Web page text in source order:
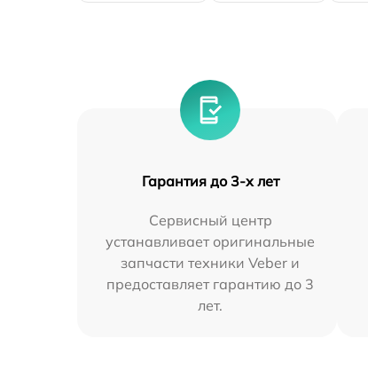
Гарантия до 3-х лет
Сервисный центр
устанавливает оригинальные
запчасти техники Veber и
предоставляет гарантию до 3
лет.